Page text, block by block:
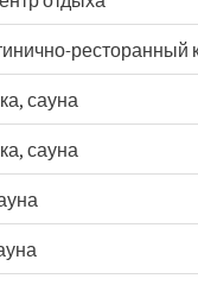
ресторанный
сауна
сауна